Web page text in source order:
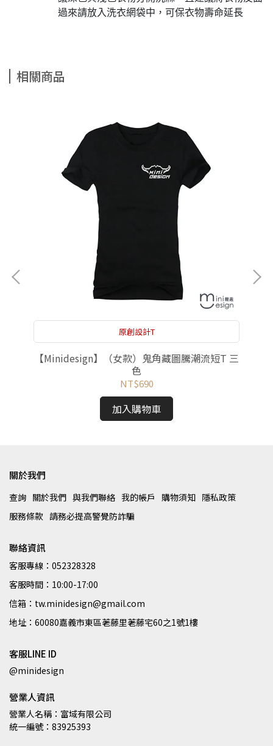
過來請放入洗衣網袋中，可保衣物壽命延長
相關商品
原創設計T
【Minidesign】（女款）鬼角藏圖騰潮流短T 三
色
NT$690
加入購物車
關於我們
查詢 關於我們 與我們聯絡 我的帳戶 購物須知 隱私政策
服務條款 請務必提高警覺防詐騙
聯絡資訊
客服專線：052328328
客服時間：10:00-17:00
信箱：tw.minidesign@gmail.com
地址：60080嘉義市東區荖藤里荖藤宅60之1號1樓
客服LINE ID
@minidesign
營業人資訊
營業人名稱：富域有限公司
統一編號：83925393